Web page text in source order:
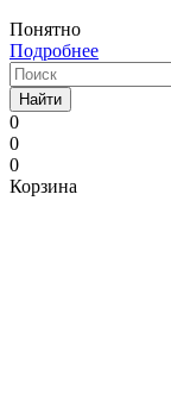
Понятно
Подробнее
Найти
0
0
0
Корзина